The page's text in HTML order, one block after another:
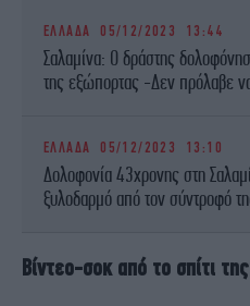
ΕΛΛΑΔΑ 05/12/2023 13:44
Σαλαμίνα: Ο δράστης
της εξώπορτας -Δεν πρόλαβε
ΕΛΛΑΔΑ 05/12/2023 13:10
Δολοφονία 43χρονης στη
ξυλοδαρμό από τον σύντροφό
Βίντεο-σοκ από το σπίτι